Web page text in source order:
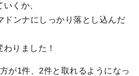
くか、
ドンナにしっかり落とし込んだ
りました！
が1件、2件と取れるようになっ